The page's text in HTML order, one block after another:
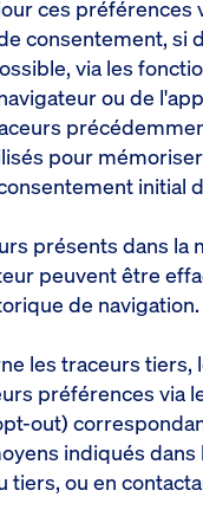
ces préférences
consentement, si
via les
ou de
pour
initial
présents dans la
peuvent être
de navigation.
les traceurs tiers,
préférences via
out)
indiqués
tiers, ou en